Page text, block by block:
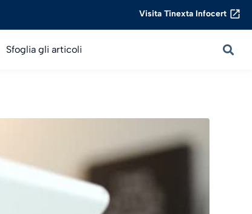
Visita Tinexta Infocert
Sfoglia gli articoli